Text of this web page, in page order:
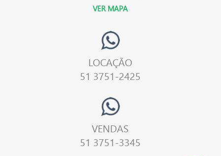
VER MAPA
LOCAÇÃO
51 3751-2425
VENDAS
51 3751-3345